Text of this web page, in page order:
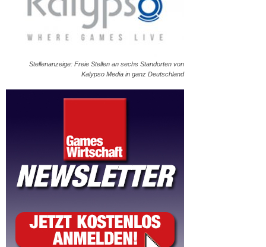
Stellenanzeige: Freie Stellen an sechs Standorten von
Kalypso Media in ganz Deutschland